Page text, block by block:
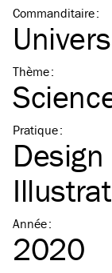
Commanditaire:
Thème:
Pratique:
Année:
2020